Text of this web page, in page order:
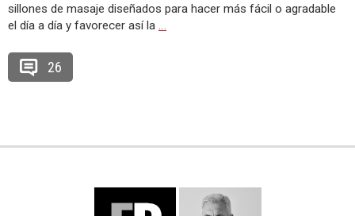
sillones de masaje diseñados para hacer más fácil o agradable
el día a día y favorecer así la …
26